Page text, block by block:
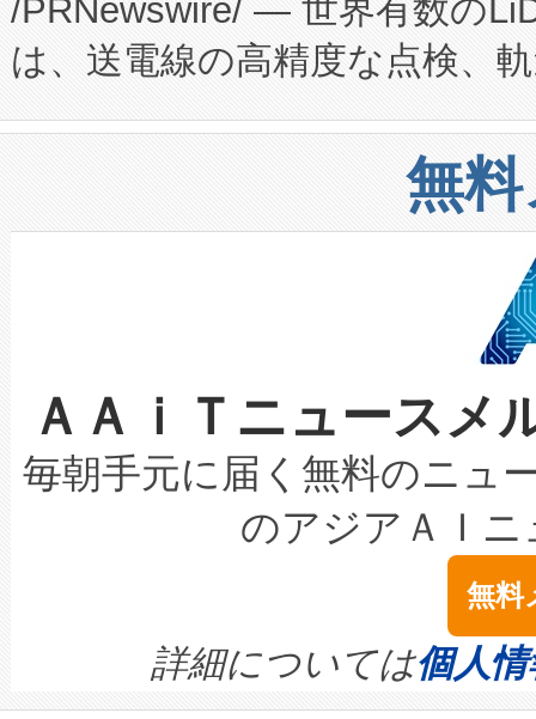
プログラムには、施設設計・
に関する技術移転および知的
構造化トレーニングカリキュ
上げおよび商用化段階におけ
設備整備および立ち上げ調整
加組織は、Enzeneのバイオ
選定された製品について、自
取得できる可能性もあります
設には、3億～4億ドルかか
最高経営責任者（CEO）であ
す。「当社のfully-connected
ームを利用すれば、6,000万
きます。この効率性は、フェ
た。 Voltaiq独自のAI搭載プラ
定、統合、導入、運用に至る
安全性を追跡し、確保する事
増加しているデータセンター
る電力網に大きな負担をかけ
事業者の負担軽減という課題
系統連系を迅速にし、ピーク
限を超えて利用可能な電力容
持できるよう貢献します。こ
ービスレベル契約（SLA）違
テリー性能の劣化によるダウ
念は、現在データセンターが
ます。 Voltaiq provides a
quality and reliability for AI
BESS stack to ensure battery
/PRNewswire/ — 世界有数の
は、送電線の高精度な点検、
や穀物倉庫におけるバルク材
リューション「Avia 2」を発
したAvia 2は、1,000メート
狭視野のFOVを切り替えるこ
ケーブル、枝などの細かな対
なレーザースポットにより、
な環境下でも豊かなディテー
キロメートル範囲を検出
LiDAR for Inspections,
は1535 nmレーザーを搭載。
イズの小径化を実現すること
す。ノーマルモードでは、
ートル先まで検出でき、これ
無
ＡＡｉＴニュース
毎朝手元に届く無料のニュ
のアジアＡＩ
無料
詳細については個人